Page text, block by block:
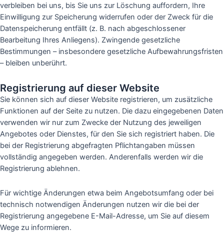
verbleiben bei uns, bis Sie uns zur Löschung auffordern, Ihre
Einwilligung zur Speicherung widerrufen oder der Zweck für die
Datenspeicherung entfällt (z. B. nach abgeschlossener
Bearbeitung Ihres Anliegens). Zwingende gesetzliche
Bestimmungen – insbesondere gesetzliche Aufbewahrungsfristen
– bleiben unberührt.
Registrierung auf dieser Website
Sie können sich auf dieser Website registrieren, um zusätzliche
Funktionen auf der Seite zu nutzen. Die dazu eingegebenen Daten
verwenden wir nur zum Zwecke der Nutzung des jeweiligen
Angebotes oder Dienstes, für den Sie sich registriert haben. Die
bei der Registrierung abgefragten Pflichtangaben müssen
vollständig angegeben werden. Anderenfalls werden wir die
Registrierung ablehnen.
Für wichtige Änderungen etwa beim Angebotsumfang oder bei
technisch notwendigen Änderungen nutzen wir die bei der
Registrierung angegebene E-Mail-Adresse, um Sie auf diesem
Wege zu informieren.